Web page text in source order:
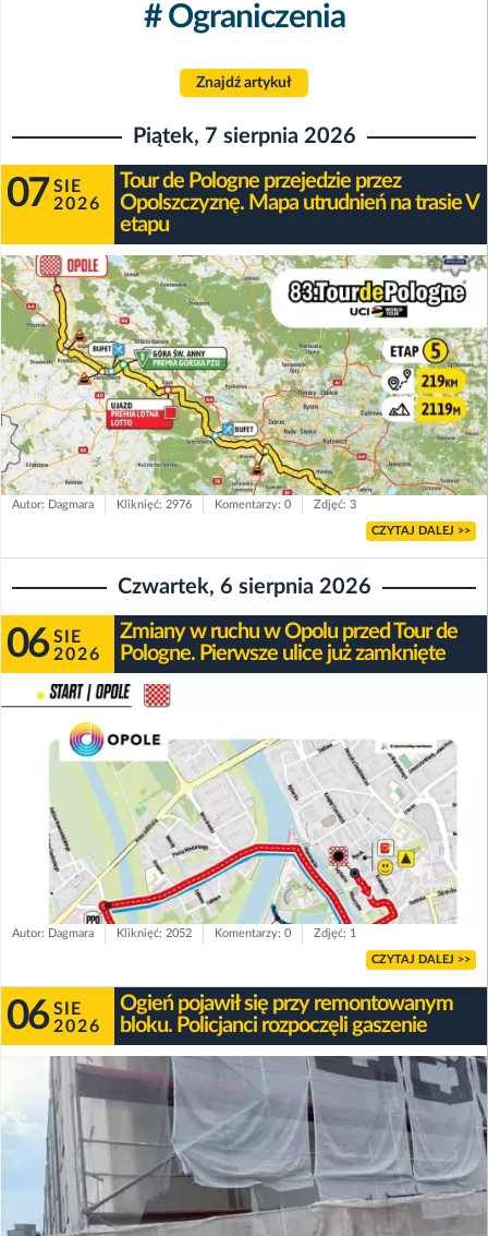
# Ograniczenia
Znajdź artykuł
Piątek, 7 sierpnia 2026
07 SIE
2026
Tour de Pologne przejedzie przez
Opolszczyznę. Mapa utrudnień na trasie V
etapu
Autor: Dagmara Kliknięć: 2976 Komentarzy: 0 Zdjęć: 3
CZYTAJ DALEJ >>
Czwartek, 6 sierpnia 2026
06 SIE
2026
Zmiany w ruchu w Opolu przed Tour de
Pologne. Pierwsze ulice już zamknięte
Autor: Dagmara Kliknięć: 2052 Komentarzy: 0 Zdjęć: 1
CZYTAJ DALEJ >>
06 SIE
2026
Ogień pojawił się przy remontowanym
bloku. Policjanci rozpoczęli gaszenie